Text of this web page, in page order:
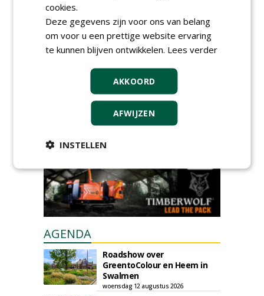
GREEN OUTLET
Iedereen kan gratis kleine advertenties
plaatsen via zijn eigen account.
Plaats een gratis advertentie
AGENDA
Roadshow over
GreentoColour en Heem in
Swalmen
woensdag 12 augustus 2026
cookies.
Deze gegevens zijn voor ons van belang
om voor u een prettige website ervaring
te kunnen blijven ontwikkelen. Lees verder
AKKOORD
AFWIJZEN
INSTELLEN